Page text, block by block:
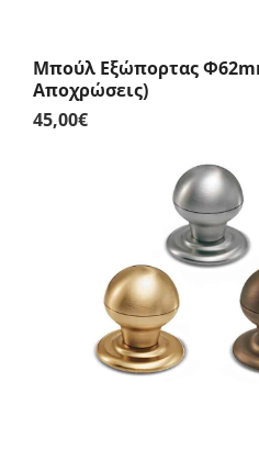
Μπούλ Εξώπορτας
Αποχρώσεις)
45,00€